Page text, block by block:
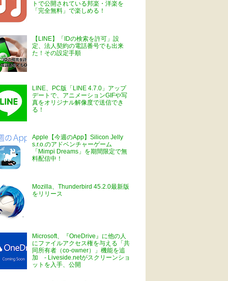
トで公開されている邦楽・洋楽を
「完全無料」で楽しめる！
【LINE】「IDの検索を許可」設
定、法人契約の電話番号でも出来
た！その設定手順
LINE、PC版「LINE 4.7.0」アップ
デートで、アニメーションGIFや写
真をオリジナル解像度で送信でき
る！
Apple【今週のApp】Silicon Jelly
s.r.o.のアドベンチャーゲーム
「Mimpi Dreams」を期間限定で無
料配信中！
Mozilla、Thunderbird 45.2.0最新版
をリリース
Microsoft、『OneDrive』に他の人
にファイルアクセス権を与える「共
同所有者（co-owner）」機能を追
加 - Liveside.netがスクリーンショ
ットを入手、公開